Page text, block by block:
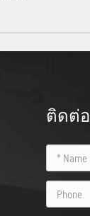
ติดต่อ